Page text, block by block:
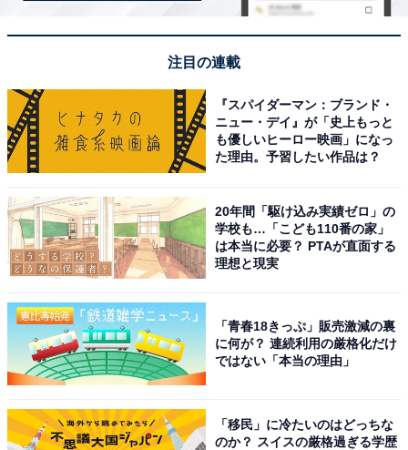
そして1年後、杏花は晴太とともにヨガとカレーの店を
営んでいました。接客する2人の脇で、虹朗（鈴木楽）
失恋したという虹朗に颯は「持続可能な恋は、叶わなか
った恋だけなんだよ」と言葉を贈りました。杏花はヨガ
レッスンで話します。「自然や時の流れに身を任せ、人
なものができてるんじゃないか。ありのままの今この瞬
間を感じましょう」――。
注目の連載
『スパイダーマン：ブランド・
ニュー・デイ』が「史上もっと
も優しいヒーロー映画」になっ
た理由。予習したい作品は？
20年間「駆け込み実績ゼロ」の
学校も…「こども110番の家」
は本当に必要？ PTAが直面する
理想と現実
「青春18きっぷ」販売激減の裏
に何が？ 連続利用の厳格化だけ
ではない「本当の理由」
「移民」に冷たいのはどっちな
のか？ スイスの厳格過ぎる学歴